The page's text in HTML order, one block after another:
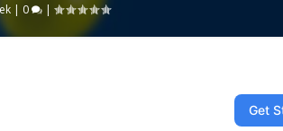
| 0 |